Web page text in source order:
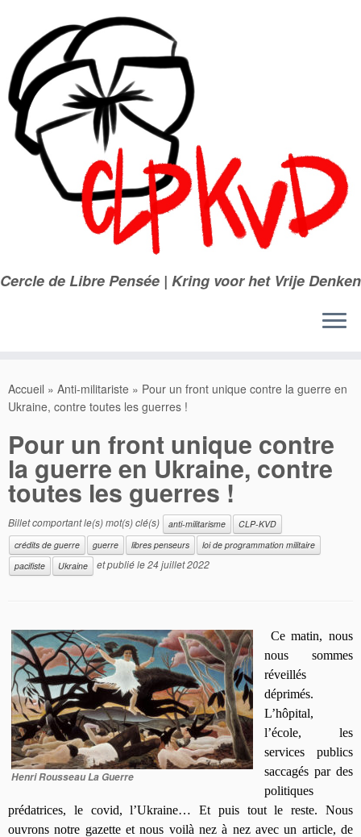
contenu
Cercle de Libre Pensée | Kring voor het Vrije Denken
Accueil » Anti-militariste » Pour un front unique contre la guerre en
Ukraine, contre toutes les guerres !
Pour un front unique contre
la guerre en Ukraine, contre
toutes les guerres !
Billet comportant le(s) mot(s) clé(s) anti-militarisme
CLP-KVD
crédits de guerre
guerre libres penseurs
loi de programmation militaire
pacifiste
Ukraine et publié le24 juillet 2022
Henri Rousseau La Guerre
Ce matin, nous
nous sommes
réveillés
déprimés.
L’hôpital,
l’école, les
services publics
saccagés par des
politiques
prédatrices, le covid, l’Ukraine… Et puis tout le reste. Nous
ouvrons notre gazette etnous voilà nez à nez avec un article, de